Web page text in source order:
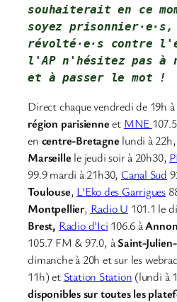
souhaiterait en ce
soyez
révolté·e·s contre
l'AP n'hésitez pas à
et à passer le mot !
Direct chaque vendredi de 19h
région parisienneet MNE
en centre-Bretagne lundi à 22h,
Marseille le jeudi soir à 20h30,
99.9 mardi à 21h30, Canal Sud
Toulouse, L’Eko des Garrigues
Montpellier, Radio U 101.1 le
Brest, Radio d’Ici 106.6 à
105.7 FM & 97.0, àSaint-
dimanche à 20h et sur les
11h) et Station Station (lundi à
disponibles sur toutes les